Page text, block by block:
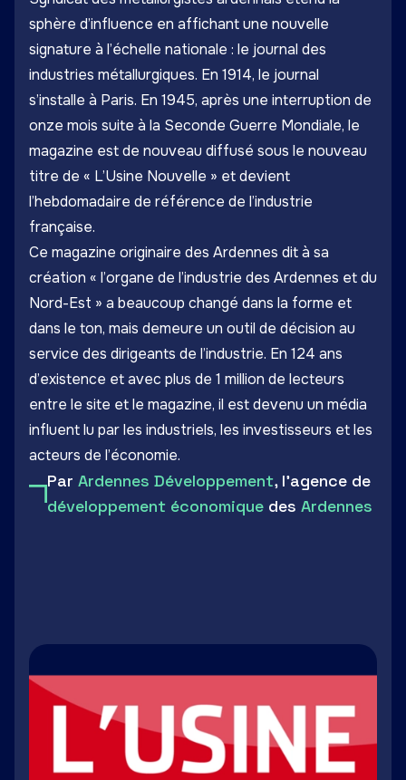
sphère d’influence en affichant une nouvelle
signature à l’échelle nationale : le journal des
industries métallurgiques. En 1914, le journal
s’installe à Paris. En 1945, après une interruption de
onze mois suite à la Seconde Guerre Mondiale, le
magazine est de nouveau diffusé sous le nouveau
titre de « L’Usine Nouvelle » et devient
l’hebdomadaire de référence de l’industrie
française.
Ce magazine originaire des Ardennes dit à sa
création « l’organe de l’industrie des Ardennes et du
Nord-Est » a beaucoup changé dans la forme et
dans le ton, mais demeure un outil de décision au
service des dirigeants de l’industrie. En 124 ans
d’existence et avec plus de 1 million de lecteurs
entre le site et le magazine, il est devenu un média
influent lu par les industriels, les investisseurs et les
acteurs de l’économie.
Par Ardennes Développement, l'agence de
développement économique des Ardennes